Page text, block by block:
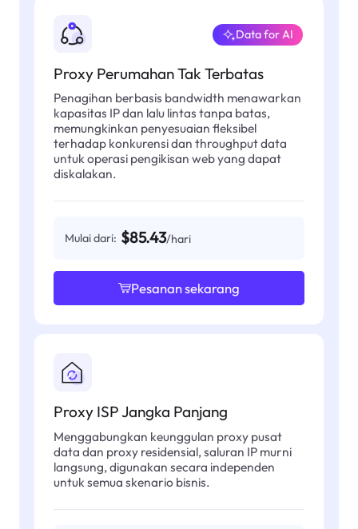
Proxy Perumahan Tak Terbatas
Data for AI
Penagihan berbasis bandwidth menawarkan
kapasitas IP dan lalu lintas tanpa batas,
memungkinkan penyesuaian fleksibel
terhadap konkurensi dan throughput data
untuk operasi pengikisan web yang dapat
diskalakan.
Mulai dari: $85.43/hari
Pesanan sekarang
Proxy ISP Jangka Panjang
Menggabungkan keunggulan proxy pusat
data dan proxy residensial, saluran IP murni
langsung, digunakan secara independen
untuk semua skenario bisnis.